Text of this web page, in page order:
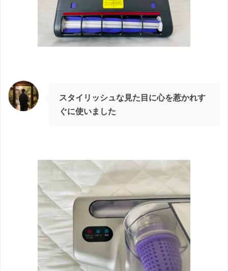
スタイリッシュな見た目に心を惹かれす
ぐに使いました